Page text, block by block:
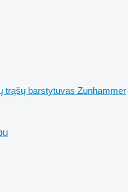
trąšų barstytuvas Zunhammer